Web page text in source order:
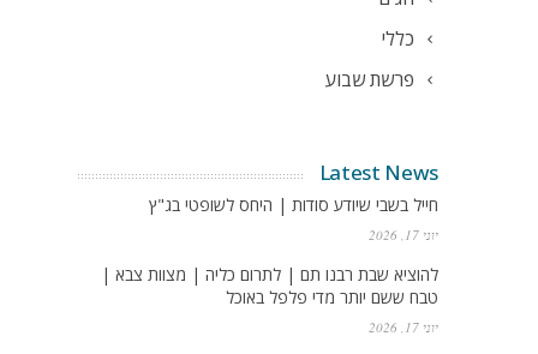
כללי
פרשת שבוע
Latest News
חייל בשבי שיודע סודות | היחס לשופטי בג"ץ
יוני 17, 2026
להוציא שבת רבנו תם | לתרום כליה | מצוות צבא |
טבח ששם יותר מדי פלפל באוכל
יוני 17, 2026